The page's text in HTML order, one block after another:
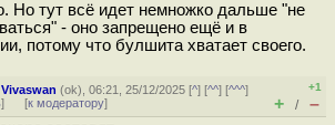
Но тут всё идет немножко дальше "не
- оно запрещено ещё и в
потому что булшита хватает своего.
,Vivaswan (ok), 06:21, 25/12/2025 [^] [^^] [^^^]
] [к модератору]
+1
+ / –